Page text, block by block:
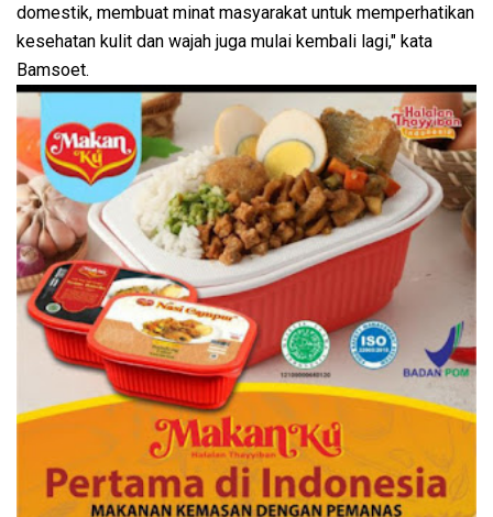
domestik, membuat minat masyarakat untuk memperhatikan
kesehatan kulit dan wajah juga mulai kembali lagi," kata
Bamsoet.